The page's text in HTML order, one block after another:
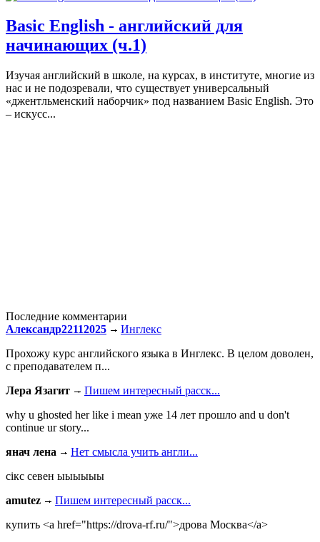
Basic English - английский для
начинающих (ч.1)
Изучая английский в школе, на курсах, в институте, многие из
нас и не подозревали, что существует универсальный
«джентльменский наборчик» под названием Basic English. Это
– искусс...
Последние комментарии
Александр22112025
Инглекс
Прохожу курс английского языка в Инглекс. В целом доволен,
с преподавателем п...
Лера Язагит
Пишем интересный расск...
why u ghosted her like i mean уже 14 лет прошло and u don't
continue ur story...
янач лена
Нет смысла учить англи...
сiкс севен ыыыыыы
amutez
Пишем интересный расск...
купить <a href="https://drova-rf.ru/">дрова Москва</a>